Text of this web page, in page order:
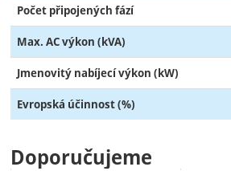
Počet připojených fází
Max. AC výkon (kVA)
Jmenovitý nabíjecí výkon (kW)
Evropská účinnost (%)
Doporučujeme